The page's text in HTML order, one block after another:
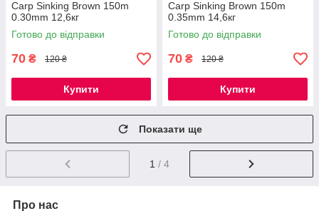
Carp Sinking Brown 150m
0.30mm 12,6кг
Готово до відправки
70 ₴ 120 ₴
Купити
Carp Sinking Brown 150m
0.35mm 14,6кг
Готово до відправки
70 ₴ 120 ₴
Купити
Показати ще
1 / 4
Про нас